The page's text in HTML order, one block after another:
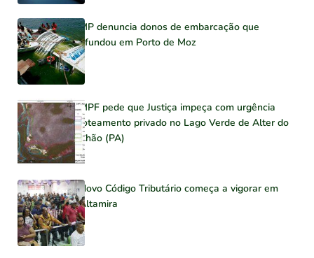
MP denuncia donos de embarcação que
afundou em Porto de Moz
MPF pede que Justiça impeça com urgência
loteamento privado no Lago Verde de Alter do
Chão (PA)
Novo Código Tributário começa a vigorar em
Altamira